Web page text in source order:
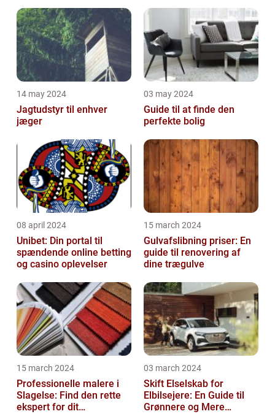
eller virksomhed
14 may 2024
Jagtudstyr til enhver
jæger
03 may 2024
Guide til at finde den
perfekte bolig
08 april 2024
Unibet: Din portal til
spændende online betting
og casino oplevelser
15 march 2024
Gulvafslibning priser: En
guide til renovering af
dine trægulve
15 march 2024
Professionelle malere i
Slagelse: Find den rette
ekspert for dit
03 march 2024
Skift Elselskab for
Elbilsejere: En Guide til
Grønnere og Mere